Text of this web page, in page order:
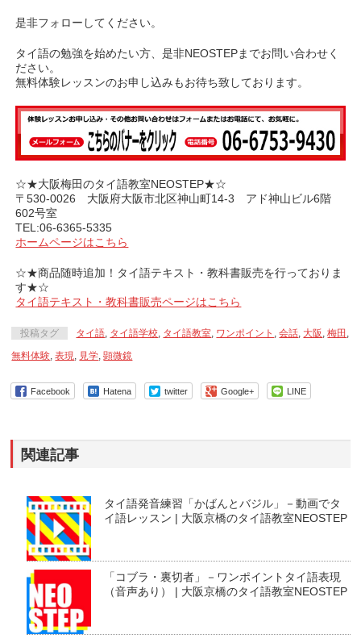
是非フォローしてください。
タイ語の勉強を始めたい方、是非NEOSTEPまでお問い合わせく
ださい。
無料体験レッスンのお申し込みもお待ち致しております。
☆★大阪梅田のタイ語教室NEOSTEP★☆
〒530-0026 大阪府大阪市北区神山町14-3 アド神山ビル6階
602号室
TEL:06-6365-5335
ホームページはこちら
☆★商品随時追加！タイ語テキスト・教科書販売を行っておりま
す★☆
タイ語テキスト・教科書販売ページはこちら
投稿タグ タイ語, タイ語学校, タイ語教室, ワンポイント ,会話, 大阪 ,梅田 ,
無料体験,表現, 見学,顕微鏡
Facebook Hatena twitter Google+ LINE
関連記事
タイ語発音練習「かばんとバジル」－動画でタ
イ語レッスン | 大阪京橋のタイ語教室NEOSTEP
「コブラ・裏切者」－ワンポイントタイ語表現
（音声あり） | 大阪京橋のタイ語教室NEOSTEP